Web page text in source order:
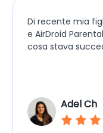
Di recente mia
e AirDroid
cosa stava
Adel Ch